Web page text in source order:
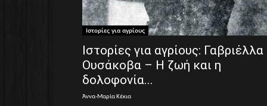
Ιστορίες για αγρίους
Ιστορίες για αγρίους: Γαβριέλλα
Ουσάκοβα – Η ζωή και η
δολοφονία...
Άννα-Μαρία Κέκια